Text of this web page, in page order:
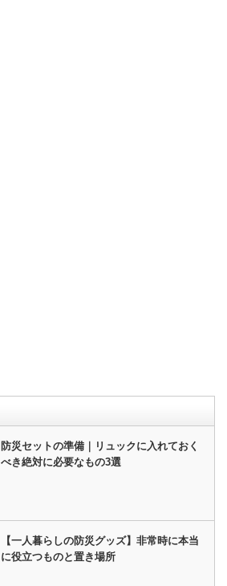
防災セットの準備｜リュックに入れておく
べき絶対に必要なもの3選
【一人暮らしの防災グッズ】非常時に本当
に役立つものと置き場所